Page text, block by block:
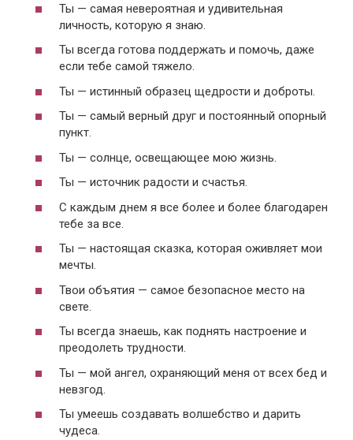
Ты — самая невероятная и удивительная
личность, которую я знаю.
Ты всегда готова поддержать и помочь, даже
если тебе самой тяжело.
Ты — истинный образец щедрости и доброты.
Ты — самый верный друг и постоянный опорный
пункт.
Ты — солнце, освещающее мою жизнь.
Ты — источник радости и счастья.
С каждым днем я все более и более благодарен
тебе за все.
Ты — настоящая сказка, которая оживляет мои
мечты.
Твои объятия — самое безопасное место на
свете.
Ты всегда знаешь, как поднять настроение и
преодолеть трудности.
Ты — мой ангел, охраняющий меня от всех бед и
невзгод.
Ты умеешь создавать волшебство и дарить
чудеса.